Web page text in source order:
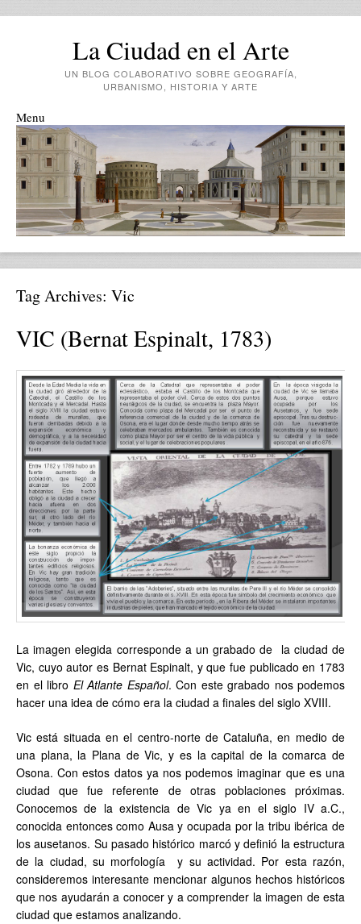
La Ciudad en el Arte
UN BLOG COLABORATIVO SOBRE GEOGRAFÍA,
URBANISMO, HISTORIA Y ARTE
Menu
Skip to content
Tag Archives: Vic
VIC (Bernat Espinalt, 1783)
La imagen elegida corresponde a un grabado de la ciudad de
Vic, cuyo autor es Bernat Espinalt, y que fue publicado en 1783
en el libro El Atlante Español. Con este grabado nos podemos
hacer una idea de cómo era la ciudad a finales del siglo XVIII.
Vic está situada en el centro-norte de Cataluña, en medio de
una plana, la Plana de Vic, y es la capital de la comarca de
Osona. Con estos datos ya nos podemos imaginar que es una
ciudad que fue referente de otras poblaciones próximas.
Conocemos de la existencia de Vic ya en el siglo IV a.C.,
conocida entonces como Ausa y ocupada por la tribu ibérica de
los ausetanos. Su pasado histórico marcó y definió la estructura
de la ciudad, su morfología y su actividad. Por esta razón,
consideremos interesante mencionar algunos hechos históricos
que nos ayudarán a conocer y a comprender la imagen de esta
ciudad que estamos analizando.